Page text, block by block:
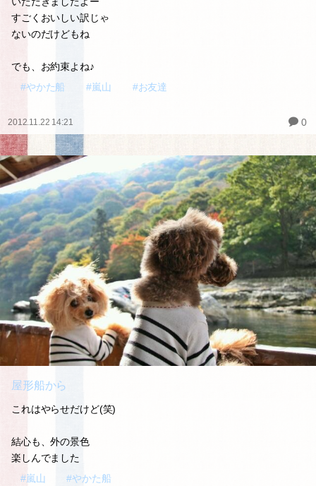
すごくおいしい訳じゃ
ないのだけどもね
でも、お約束よね♪
#やかた船
#嵐山 #お友達
2012.11.22 14:21 0
屋形船から
これはやらせだけど(笑)
結心も、外の景色
楽しんでました
#嵐山
#やかた船